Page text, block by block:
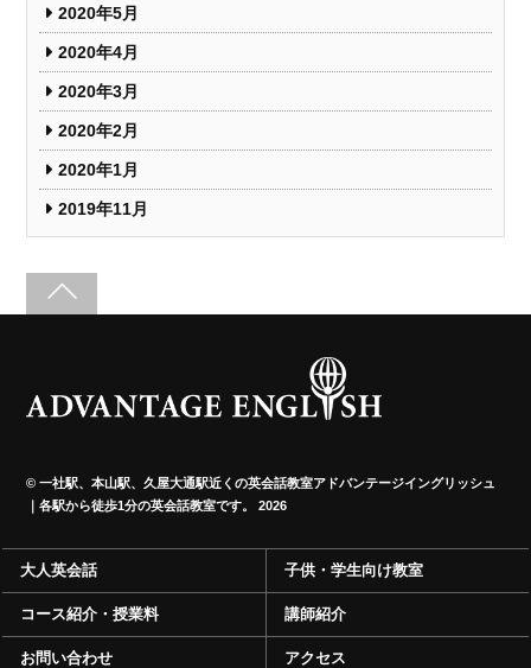
2020年5月
2020年4月
2020年3月
2020年2月
2020年1月
2019年11月
©一社駅、本山駅、久屋大通駅近くの英会話教室アドバンテージイングリッシュ
｜各駅から徒歩1分の英会話教室です。
2026
大人英会話 子供・学生向け教室
コース紹介・授業料 講師紹介
お問い合わせ アクセス